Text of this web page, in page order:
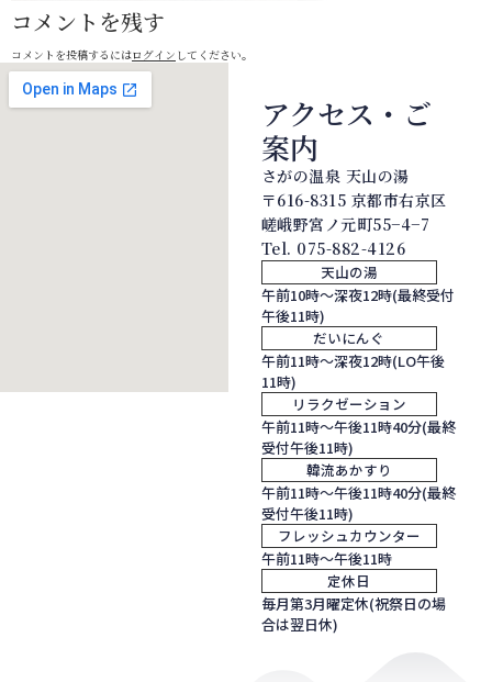
コメントを残す
コメントを投稿するにはログイン してください。
アクセス・ご
案内
さがの温泉 天山の湯
〒616-8315 京都市右京区
嵯峨野宮ノ元町55−4−7
Tel. 075-882-4126
天山の湯
午前10時～深夜12時(最終受付
午後11時)
だいにんぐ
午前11時～深夜12時(LO午後
11時)
リラクゼーション
午前11時～午後11時40分(最終
受付午後11時)
韓流あかすり
午前11時～午後11時40分(最終
受付午後11時)
フレッシュカウンター
午前11時～午後11時
定休日
毎月第3月曜定休(祝祭日の場
合は翌日休)